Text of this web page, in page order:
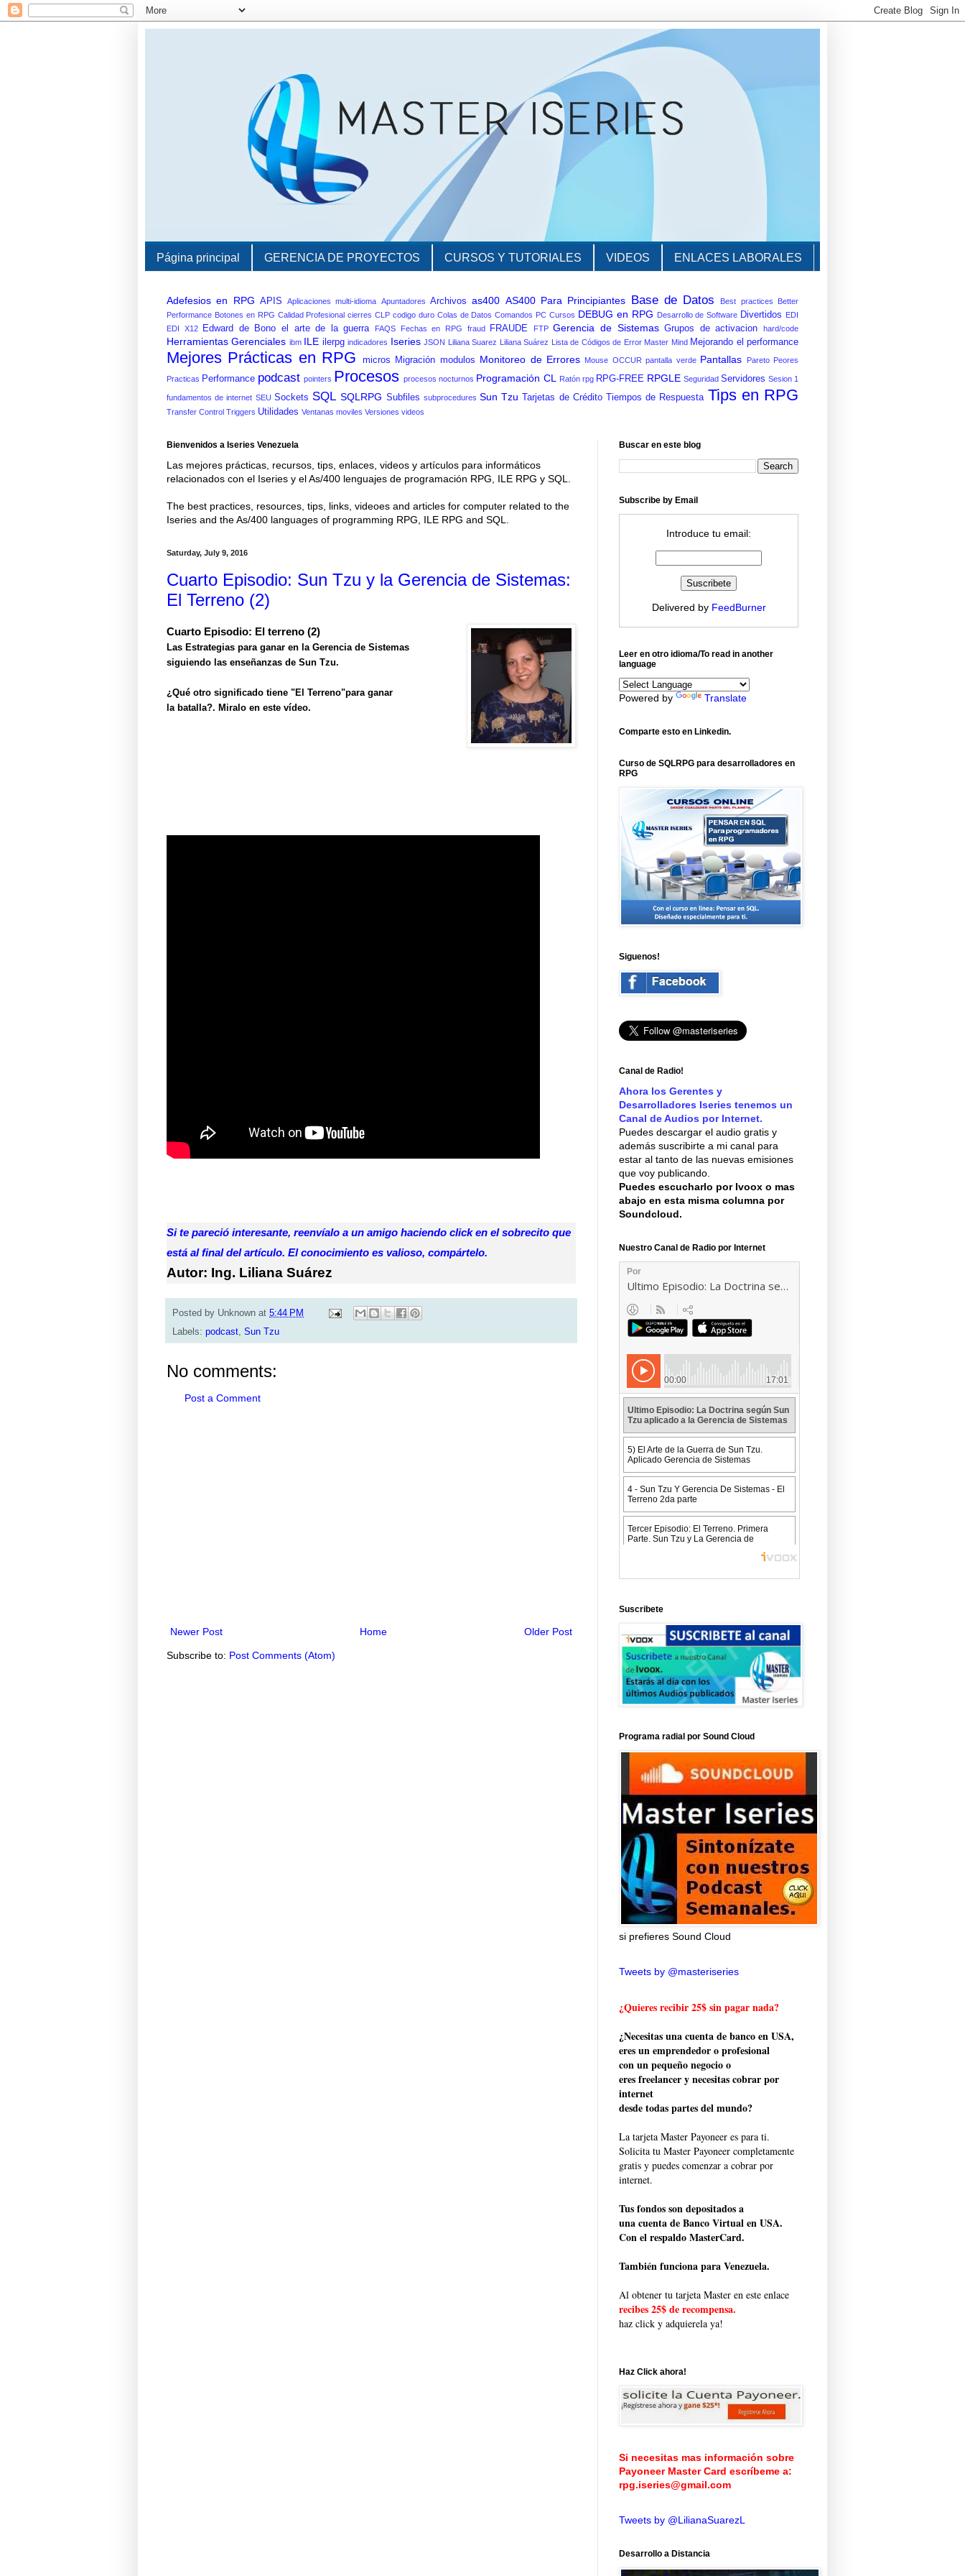
Página principal GERENCIA DE PROYECTOS CURSOS Y TUTORIALES VIDEOS ENLACES LABORALES
Adefesios en RPG APIS Aplicaciones multi-idioma Apuntadores Archivos as400 AS400 Para Principiantes Base de Datos Best practices
Better
Performance Botones en RPG Calidad Profesional cierres CLP codigo duro Colas de Datos Comandos PC Cursos DEBUG en RPG Desarrollo de Software Divertidos EDI
EDI X12
Edward de Bono el arte de la guerra FAQS Fechas en RPG fraud FRAUDE FTP Gerencia de Sistemas Grupos de activacion hard/code
Herramientas Gerenciales ibm ILE ilerpg indicadores Iseries JSON Liliana Suarez Liliana Suárez Lista de Códigos de Error Master Mind Mejorando el performance
Mejores Prácticas en RPG micros Migración modulos Monitoreo de Errores Mouse OCCUR pantalla verde Pantallas Pareto Peores
Practicas Performance podcast pointers Procesos procesos nocturnos Programación CL Ratón rpg RPG-FREE RPGLE Seguridad Servidores Sesion 1
fundamentos de internet SEU Sockets SQL SQLRPG Subfiles subprocedures Sun Tzu Tarjetas de Crédito Tiempos de Respuesta Tips en RPG
Transfer Control Triggers Utilidades Ventanas moviles Versiones videos
Bienvenidos a Iseries Venezuela
Las mejores prácticas, recursos, tips, enlaces, videos y artículos para informáticos
relacionados con el Iseries y el As/400 lenguajes de programación RPG, ILE RPG y SQL.
The best practices, resources, tips, links, videoes and articles for computer related to the
Iseries and the As/400 languages of programming RPG, ILE RPG and SQL.
Saturday, July 9, 2016
Cuarto Episodio: Sun Tzu y la Gerencia de Sistemas:
El Terreno (2)
Cuarto Episodio: El terreno (2)
Las Estrategias para ganar en l a Gerencia de Sistemas
siguiendo las enseñanzas de Sun Tzu.
¿Qué otro significado tiene "El Terreno"para ganar
la batalla?. Miralo en este vídeo.
Si te pareció interesante, reenvíalo a un amigo haciendo click en el sobrecito que
está al final del artículo. El conocimiento es valioso, compártelo.
Autor: Ing. Liliana Suárez
Posted by Unknown at 5:44 PM
Labels: podcast, Sun Tzu
No comments:
Post a Comment
Newer Post Older Post
Home
Subscribe to: Post Comments (Atom)
Buscar en este blog
Subscribe by Email
Introduce tu email:
Delivered by FeedBurner
Leer en otro idioma/To read in another
language
Powered by Translate
Comparte esto en Linkedin.
Curso de SQLRPG para desarrolladores en
RPG
Siguenos!
Canal de Radio!
Ahora los Gerentes y
Desarrolladores Iseries tenemos un
Canal de Audios por Internet.
Puedes descargar el audio gratis y
además suscribirte a mi canal para
estar al tanto de las nuevas emisiones
que voy publicando.
Puedes escucharlo por Ivoox o mas
abajo en esta misma columna por
Soundcloud.
Nuestro Canal de Radio por Internet
Suscribete
Programa radial por Sound Cloud
si prefieres Sound Cloud
Tweets by @masteriseries
¿Quieres recibir 25$ sin pagar nada?
¿Necesitas una cuenta de banco en USA,
eres un emprendedor o profesional
con un pequeño negocio o
eres freelancer y necesitas cobrar por
internet
desde todas partes del mundo?
La tarjeta Master Payoneer es para ti.
Solicita tu Master Payoneer completamente
gratis y puedes comenzar a cobrar por
internet.
Tus fondos son depositados a
una cuenta de Banco Virtual en USA.
Con el respaldo MasterCard.
También funciona para Venezuela.
Al obtener tu tarjeta Master en este enlace
recibes 25$ de recompensa.
haz click y adquierela ya!
Haz Click ahora!
Si necesitas mas información sobre
Payoneer Master Card escríbeme a:
rpg.iseries@gmail.com
Tweets by @LilianaSuarezL
Desarrollo a Distancia